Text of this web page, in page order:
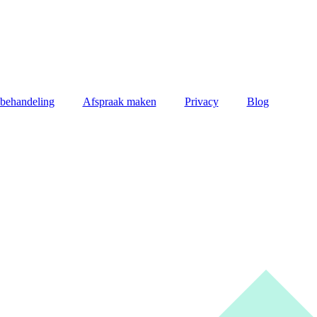
Afspraak maken Privacy Blog